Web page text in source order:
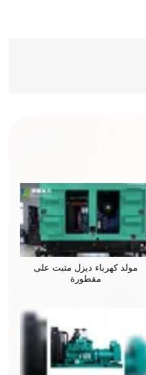
مولد كهرباء ديزل مثبت على
مقطورة